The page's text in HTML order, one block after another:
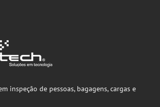
inspeção de pessoas, bagagens, cargas e